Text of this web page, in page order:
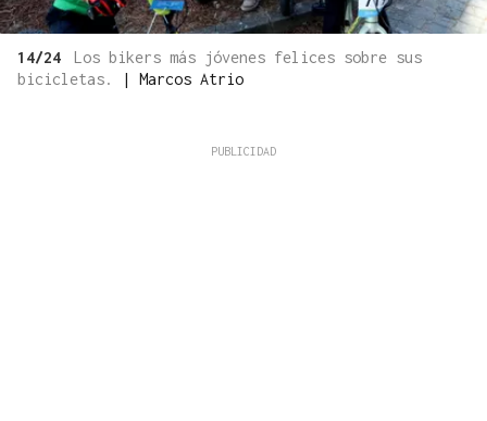
14/24
Los bikers más jóvenes felices sobre sus
bicicletas.
| Marcos Atrio